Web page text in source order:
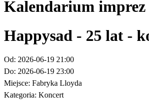
Kalendarium imprez
Happysad - 25 lat -
Od: 2026-06-19 21:00
Do: 2026-06-19 23:00
Miejsce: Fabryka Lloyda
Kategoria: Koncert